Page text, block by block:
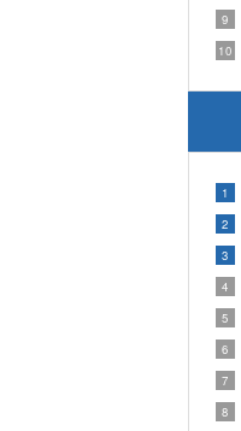
9
10
1
2
3
4
5
6
7
8